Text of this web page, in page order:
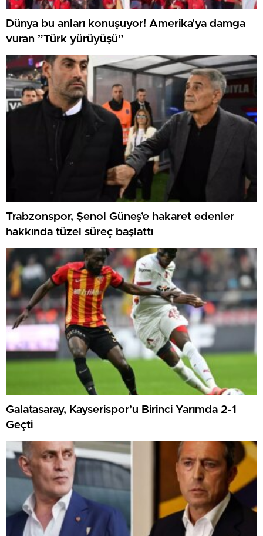
Dünya bu anları konuşuyor! Amerika’ya damga
vuran ”Türk yürüyüşü”
Trabzonspor, Şenol Güneş’e hakaret edenler
hakkında tüzel süreç başlattı
Galatasaray, Kayserispor’u Birinci Yarımda 2-1
Geçti